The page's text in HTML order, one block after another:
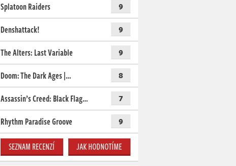
Splatoon Raiders 9
Denshattack! 9
The Alters: Last Variable 9
Doom: The Dark Ages |… 8
Assassin’s Creed: Black Flag… 7
Rhythm Paradise Groove 9
SEZNAM RECENZÍ JAK HODNOTÍME